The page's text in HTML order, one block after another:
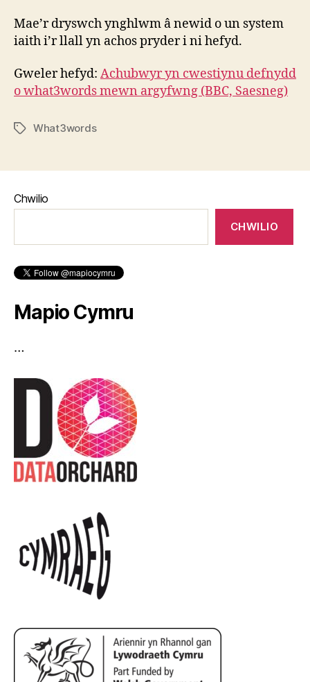
Mae’r dryswch ynghlwm â newid o un system
iaith i’r llall yn achos pryder i ni hefyd.
Gweler hefyd: Achubwyr yn cwestiynu defnydd
o what3words mewn argyfwng (BBC, Saesneg)
TagiauWhat3words
Chwilio
CHWILIO
Mapio Cymru
…